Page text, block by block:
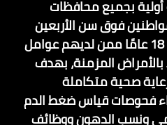
رعاية أولية بجميع محافظات
فوق سن الأربعين
إضافة إلى الشباب من سن 18 عامًا ممن لديهم عوامل
المزمنة، بهدف
صحية متكاملة
فحوصات قياس ضغط الدم
ونسب الدهون ووظائف